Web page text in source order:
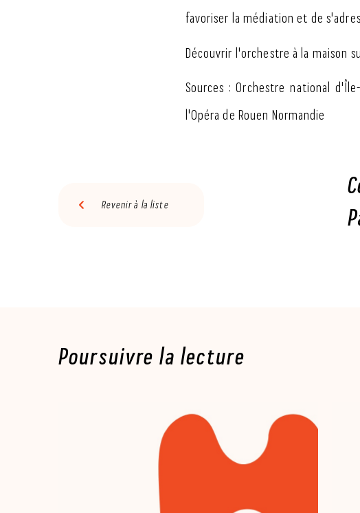
favoriser la médiation et de
Découvrir l'orchestre à la maison
Sources : Orchestre national
l'Opéra de Rouen Normandie
Revenir à la liste
Poursuivre la lecture